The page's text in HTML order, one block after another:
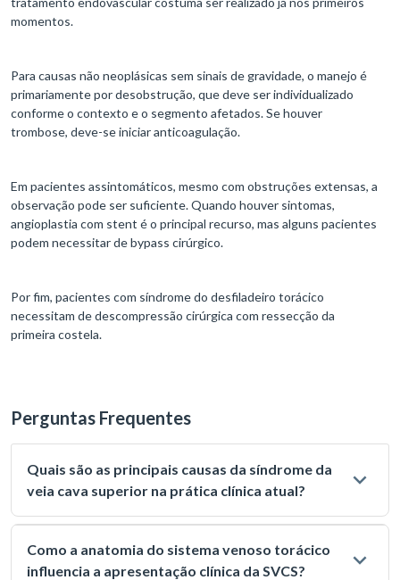
momentos.
Para causas não neoplásicas sem sinais de gravidade, o manejo é
primariamente por desobstrução, que deve ser individualizado
conforme o contexto e o segmento afetados. Se houver
trombose, deve-se iniciar anticoagulação.
Em pacientes assintomáticos, mesmo com obstruções extensas, a
observação pode ser suficiente. Quando houver sintomas,
angioplastia com stent é o principal recurso, mas alguns pacientes
podem necessitar de bypass cirúrgico.
Por fim, pacientes com síndrome do desfiladeiro torácico
necessitam de descompressão cirúrgica com ressecção da
primeira costela.
Perguntas Frequentes
Quais são as principais causas da síndrome da
veia cava superior na prática clínica atual?
Como a anatomia do sistema venoso torácico
influencia a apresentação clínica da SVCS?